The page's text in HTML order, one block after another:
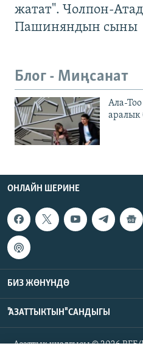
жатат". Чолпон-
Пашиняндын сыны
Блог - Миңсанат
Ала-
аралык
ОНЛАЙН ШЕРИНЕ
БИЗ ЖӨНҮНДӨ
"АЗАТТЫКТЫН" САНДЫГЫ
Азаттык үналгысы © 2026